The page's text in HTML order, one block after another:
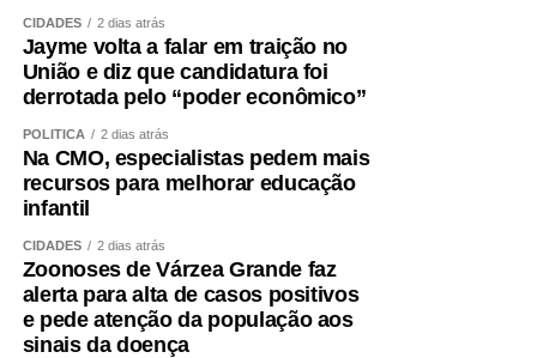
CIDADES 2 dias atrás
Jayme volta a falar em traição no
União e diz que candidatura foi
derrotada pelo “poder econômico”
POLÍTICA 2 dias atrás
Na CMO, especialistas pedem mais
recursos para melhorar educação
infantil
CIDADES 2 dias atrás
Zoonoses de Várzea Grande faz
alerta para alta de casos positivos
e pede atenção da população aos
sinais da doença